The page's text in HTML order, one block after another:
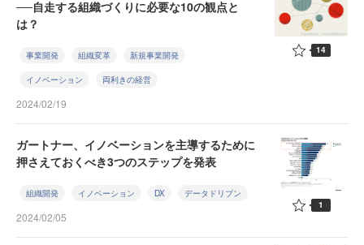
──自走する組織づくりに必要な10の観点と
は？
事業開発 組織変革 新規事業開発
イノベーション 両利きの経営
2024/02/19
14
ガートナー、イノベーションを主導するために
押さえておくべき3つのステップを発表
組織開発 イノベーション DX データドリブン
2024/02/05
1